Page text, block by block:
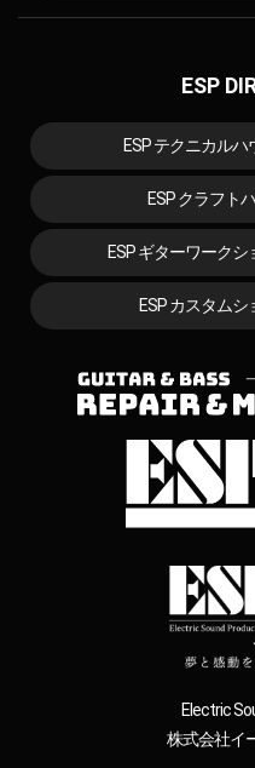
ESP
ESP テクニカル
ESP クラフト
ESP ギターワーク
ESP カスタム
Electric
株式会社イ